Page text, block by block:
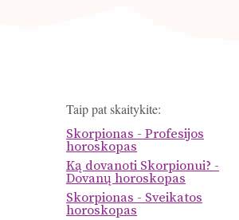
Taip pat skaitykite:
Skorpionas - Profesijos
horoskopas
Ką dovanoti Skorpionui? -
Dovanų horoskopas
Skorpionas - Sveikatos
horoskopas